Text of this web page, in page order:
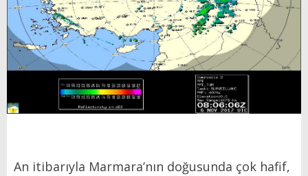
An itibarıyla Marmara’nın doğusunda çok hafif,